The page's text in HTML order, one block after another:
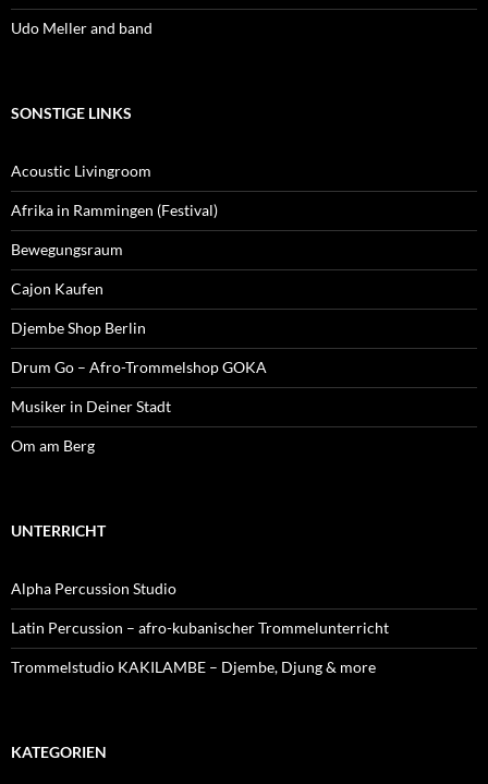
Udo Meller and band
SONSTIGE LINKS
Acoustic Livingroom
Afrika in Rammingen (Festival)
Bewegungsraum
Cajon Kaufen
Djembe Shop Berlin
Drum Go – Afro-Trommelshop GOKA
Musiker in Deiner Stadt
Om am Berg
UNTERRICHT
Alpha Percussion Studio
Latin Percussion – afro-kubanischer Trommelunterricht
Trommelstudio KAKILAMBE – Djembe, Djung & more
KATEGORIEN